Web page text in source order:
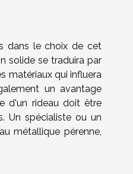
dans le choix de cet
solide se traduira par
matériaux qui influera
un avantage
d'un rideau doit être
Un spécialiste ou un
métallique pérenne,